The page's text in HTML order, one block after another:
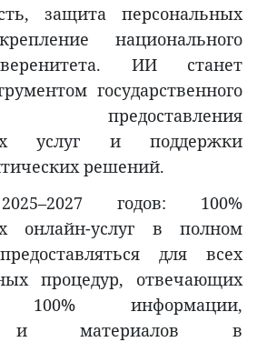
защита персональных
национального
ИИ станет
государственного
предоставления
услуг и поддержки
решений.
годов: 100%
онлайн-услуг в полном
для всех
процедур, отвечающих
100% информации,
и материалов в